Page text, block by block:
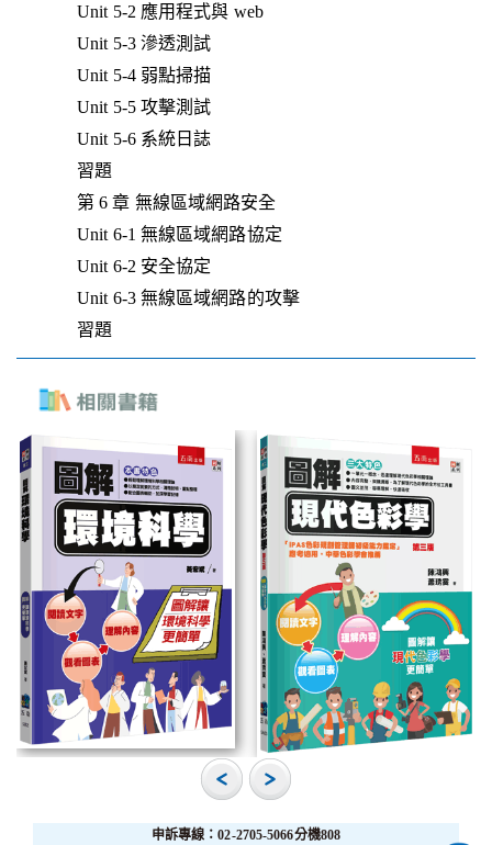
Unit 5-2 應用程式與 web
Unit 5-3 滲透測試
Unit 5-4 弱點掃描
Unit 5-5 攻擊測試
Unit 5-6 系統日誌
習題
第 6 章 無線區域網路安全
Unit 6-1 無線區域網路協定
Unit 6-2 安全協定
Unit 6-3 無線區域網路的攻擊
習題
申訴專線：02-2705-5066分機808